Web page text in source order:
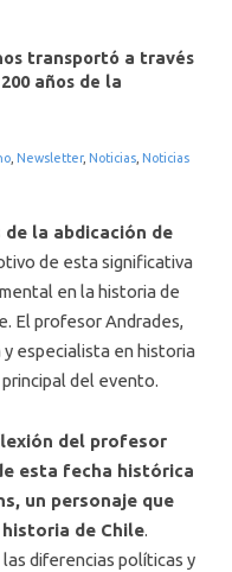
transportó a través
años de la
Newsletter, Noticias Noticias
de la abdicación de
de esta significativa
en la historia de
El profesor Andrades,
especialista en historia
del evento.
del profesor
esta fecha histórica
un personaje que
de Chile.
diferencias políticas y